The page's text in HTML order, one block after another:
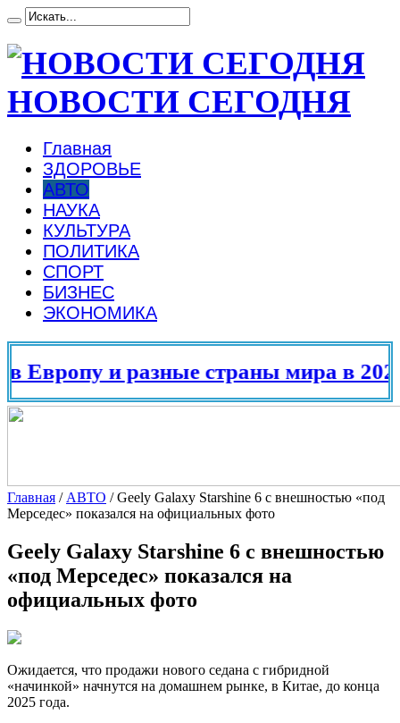
НОВОСТИ СЕГОДНЯ
Главная
ЗДОРОВЬЕ
АВТО
НАУКА
КУЛЬТУРА
ПОЛИТИКА
СПОРТ
БИЗНЕС
ЭКОНОМИКА
и разные страны мира в 2025
Главная / АВТО /Geely Galaxy Starshine 6 с внешностью «под
Мерседес» показался на официальных фото
Geely Galaxy Starshine 6 с внешностью
«под Мерседес» показался на
официальных фото
Ожидается, что продажи нового седана с гибридной
«начинкой» начнутся на домашнем рынке, в Китае, до конца
2025 года.